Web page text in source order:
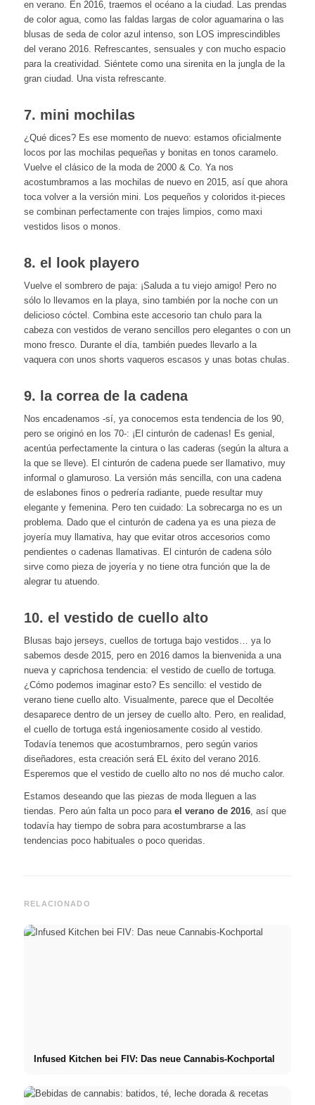
en verano. En 2016, traemos el océano a la ciudad. Las prendas
de color agua, como las faldas largas de color aguamarina o las
blusas de seda de color azul intenso, son LOS imprescindibles
del verano 2016. Refrescantes, sensuales y con mucho espacio
para la creatividad. Siéntete como una sirenita en la jungla de la
gran ciudad. Una vista refrescante.
7. mini mochilas
¿Qué dices? Es ese momento de nuevo: estamos oficialmente
locos por las mochilas pequeñas y bonitas en tonos caramelo.
Vuelve el clásico de la moda de 2000 & Co. Ya nos
acostumbramos a las mochilas de nuevo en 2015, así que ahora
toca volver a la versión mini. Los pequeños y coloridos it-pieces
se combinan perfectamente con trajes limpios, como maxi
vestidos lisos o monos.
8. el look playero
Vuelve el sombrero de paja: ¡Saluda a tu viejo amigo! Pero no
sólo lo llevamos en la playa, sino también por la noche con un
delicioso cóctel. Combina este accesorio tan chulo para la
cabeza con vestidos de verano sencillos pero elegantes o con un
mono fresco. Durante el día, también puedes llevarlo a la
vaquera con unos shorts vaqueros escasos y unas botas chulas.
9. la correa de la cadena
Nos encadenamos -sí, ya conocemos esta tendencia de los 90,
pero se originó en los 70-: ¡El cinturón de cadenas! Es genial,
acentúa perfectamente la cintura o las caderas (según la altura a
la que se lleve). El cinturón de cadena puede ser llamativo, muy
informal o glamuroso. La versión más sencilla, con una cadena
de eslabones finos o pedrería radiante, puede resultar muy
elegante y femenina. Pero ten cuidado: La sobrecarga no es un
problema. Dado que el cinturón de cadena ya es una pieza de
joyería muy llamativa, hay que evitar otros accesorios como
pendientes o cadenas llamativas. El cinturón de cadena sólo
sirve como pieza de joyería y no tiene otra función que la de
alegrar tu atuendo.
10. el vestido de cuello alto
Blusas bajo jerseys, cuellos de tortuga bajo vestidos… ya lo
sabemos desde 2015, pero en 2016 damos la bienvenida a una
nueva y caprichosa tendencia: el vestido de cuello de tortuga.
¿Cómo podemos imaginar esto? Es sencillo: el vestido de
verano tiene cuello alto. Visualmente, parece que el Decoltée
desaparece dentro de un jersey de cuello alto. Pero, en realidad,
el cuello de tortuga está ingeniosamente cosido al vestido.
Todavía tenemos que acostumbrarnos, pero según varios
diseñadores, esta creación será EL éxito del verano 2016.
Esperemos que el vestido de cuello alto no nos dé mucho calor.
Estamos deseando que las piezas de moda lleguen a las
tiendas. Pero aún falta un poco para el verano de 2016, así que
todavía hay tiempo de sobra para acostumbrarse a las
tendencias poco habituales o poco queridas.
RELACIONADO
Infused Kitchen bei FIV: Das neue Cannabis-Kochportal